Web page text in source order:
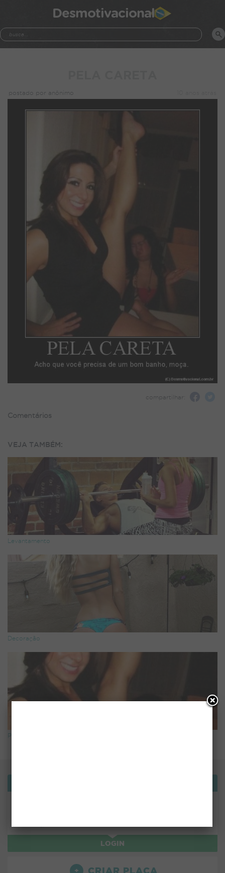
Desmotivacional
postado por anônimo
compartilhar:
Comentários
VEJA TAMBÉM:
Levantamento
Decoração
Pela cara
LOGIN
CRIAR PLACA